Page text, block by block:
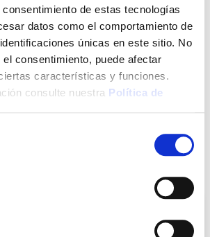
de estas tecnologías
datos como el comportamiento de
únicas en este sitio. No
consentimiento, puede afectar
características y funciones.
consulte nuestra Política de
gratis
Envío a domicilio:
5 días hábiles
+ INFO